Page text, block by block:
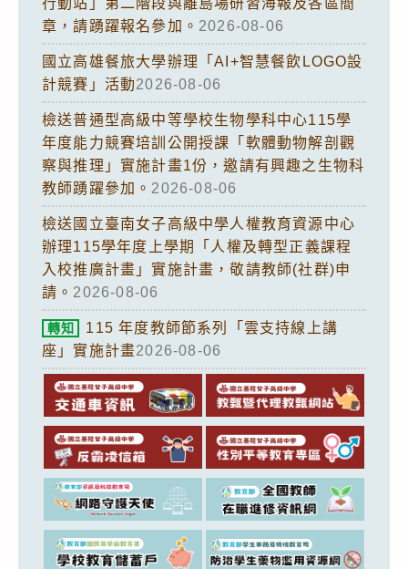
章，請踴躍報名參加。 2026-08-06
國立高雄餐旅大學辦理「AI+智慧餐飲LOGO設
計競賽」活動2026-08-06
檢送普通型高級中等學校生物學科中心115學
年度能力競賽培訓公開授課「軟體動物解剖觀
察與推理」實施計畫1份，邀請有興趣之生物科
教師踴躍參加。 2026-08-06
檢送國立臺南女子高級中學人權教育資源中心
辦理115學年度上學期「人權及轉型正義課程
入校推廣計畫」實施計畫，敬請教師(社群)申
請。 2026-08-06
轉知
115 年度教師節系列「雲支持線上講
座」實施計畫2026-08-06